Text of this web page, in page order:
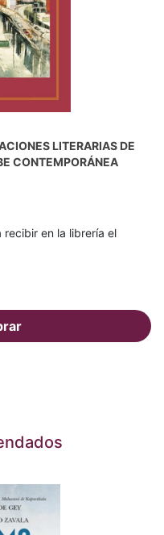
LITERARIAS DE
CONTEMPORÁNEA
recibir en la librería el